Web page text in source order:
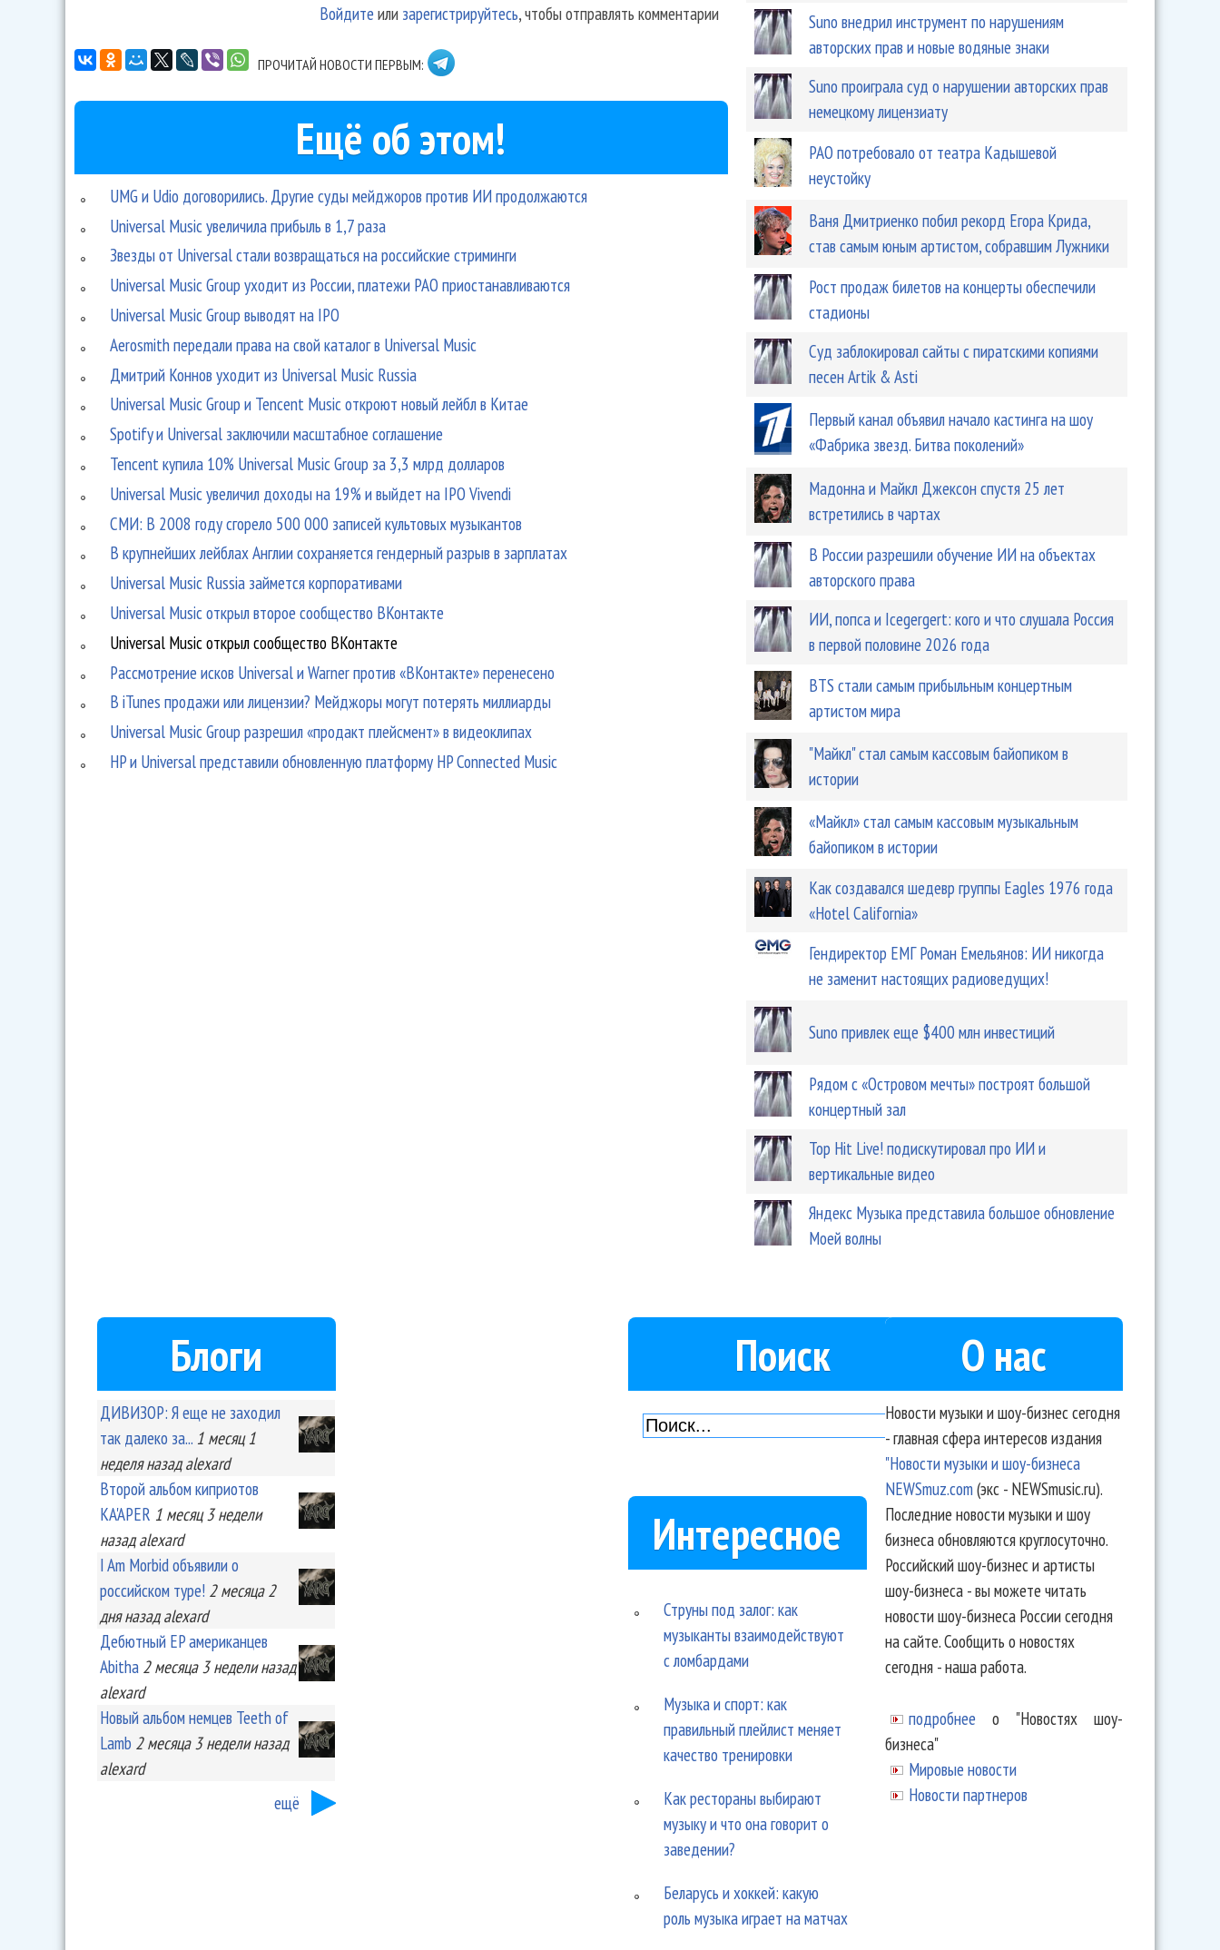
Войдите или зарегистрируйтесь, чтобы отправлять комментарии
ПРОЧИТАЙ НОВОСТИ ПЕРВЫМ:
Ещё об этом!
UMG и Udio договорились. Другие суды мейджоров против ИИ продолжаются
Universal Music увеличила прибыль в 1,7 раза
Звезды от Universal стали возвращаться на российские стриминги
Universal Music Group уходит из России, платежи РАО приостанавливаются
Universal Music Group выводят на IPO
Aerosmith передали права на свой каталог в Universal Music
Дмитрий Коннов уходит из Universal Music Russia
Universal Music Group и Tencent Music откроют новый лейбл в Китае
Spotify и Universal заключили масштабное соглашение
Tencent купила 10% Universal Music Group за 3,3 млрд долларов
Universal Music увеличил доходы на 19% и выйдет на IPO Vivendi
СМИ: В 2008 году сгорело 500 000 записей культовых музыкантов
В крупнейших лейблах Англии сохраняется гендерный разрыв в зарплатах
Universal Music Russia займется корпоративами
Universal Music открыл второе сообщество ВКонтакте
Universal Music открыл сообщество ВКонтакте
Рассмотрение исков Universal и Warner против «ВКонтакте» перенесено
В iTunes продажи или лицензии? Мейджоры могут потерять миллиарды
Universal Music Group разрешил «продакт плейсмент» в видеоклипах
HP и Universal представили обновленную платформу HP Connected Music
Suno внедрил инструмент по нарушениям
авторских прав и новые водяные знаки
Suno проиграла суд о нарушении авторских прав
немецкому лицензиату
РАО потребовало от театра Кадышевой
неустойку
Ваня Дмитриенко побил рекорд Егора Крида,
став самым юным артистом, собравшим Лужники
Рост продаж билетов на концерты обеспечили
стадионы
Суд заблокировал сайты с пиратскими копиями
песен Artik & Asti
Первый канал объявил начало кастинга на шоу
«Фабрика звезд. Битва поколений»
Мадонна и Майкл Джексон спустя 25 лет
встретились в чартах
В России разрешили обучение ИИ на объектах
авторского права
ИИ, попса и Icegergert: кого и что слушала Россия
в первой половине 2026 года
BTS стали самым прибыльным концертным
артистом мира
"Майкл" стал самым кассовым байопиком в
истории
«Майкл» стал самым кассовым музыкальным
байопиком в истории
Как создавался шедевр группы Eagles 1976 года
«Hotel California»
Гендиректор ЕМГ Роман Емельянов: ИИ никогда
не заменит настоящих радиоведущих!
Suno привлек еще $400 млн инвестиций
Рядом с «Островом мечты» построят большой
концертный зал
Top Hit Live! подискутировал про ИИ и
вертикальные видео
Яндекс Музыка представила большое обновление
Моей волны
Блоги
ДИВИЗОР: Я еще не заходил
так далеко за... 1 месяц 1
неделяназад alexard
Второй альбом киприотов
KA'APER 1 месяц 3 недели
назад alexard
I Am Morbid объявили о
российском туре! 2 месяца 2
дняназад alexard
Дебютный EP американцев
Abitha 2 месяца 3 неделиназад
alexard
Новый альбом немцев Teeth of
Lamb 2 месяца 3 неделиназад
alexard
ещё
Поиск
Интересное
Струны под залог: как
музыканты взаимодействуют
с ломбардами
Музыка и спорт: как
правильный плейлист меняет
качество тренировки
Как рестораны выбирают
музыку и что она говорит о
заведении?
Беларусь и хоккей: какую
роль музыка играет на матчах
О нас
Новости музыки и шоу-бизнес сегодня
- главная сфера интересов издания
"Новости музыки и шоу-бизнеса
NEWSmuz.com(экс - NEWSmusic.ru).
Последние новости музыки и шоу
бизнеса обновляются круглосуточно.
Российский шоу-бизнес и артисты
шоу-бизнеса - вы можете читать
новости шоу-бизнеса России сегодня
на сайте. Сообщить о новостях
сегодня - наша работа.
подробнее о "Новостях шоу-
бизнеса"
Мировые новости
Новости партнеров